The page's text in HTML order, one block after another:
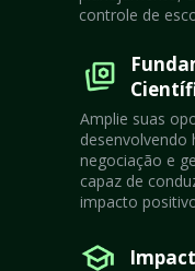
controle de
Amplie suas
desenvolvendo
negociação e
capaz de
impacto